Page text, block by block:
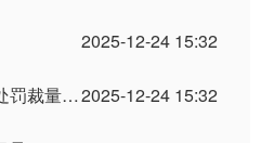
2025-12-24 15:32
2025-12-24 15:32
量规则》